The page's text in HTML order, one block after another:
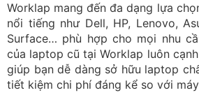
Worklap mang đến đa dạng lựa
nổi tiếng như Dell, HP, Lenovo,
Surface… phù hợp cho mọi nhu
của laptop cũ tại Worklap luôn
giúp bạn dễ dàng sở hữu laptop
tiết kiệm chi phí đáng kể so với